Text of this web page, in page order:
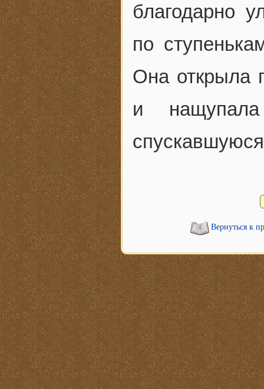
благодарно
по
Она открыла
и
Вернуться к